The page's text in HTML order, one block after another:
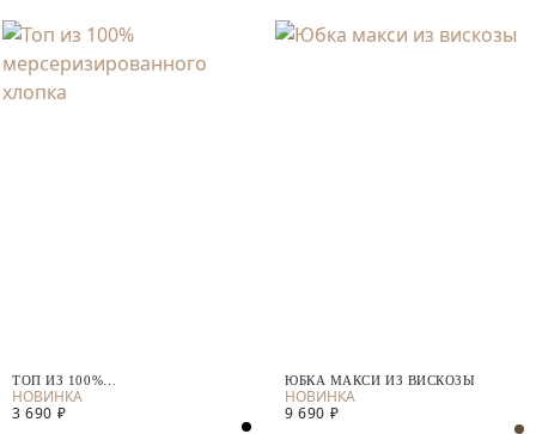
ТОП ИЗ 100%
МЕРСЕРИЗИРОВАННОГО ХЛОПКА
3 690 ₽
ЮБКА МАКСИ ИЗ ВИСКОЗЫ
9 690 ₽